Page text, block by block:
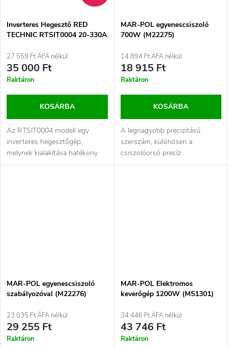
Inverteres Hegesztő RED
TECHNIC RTSIT0004 20-330A
27 559 Ft ÁFA nélkül
35 000 Ft
Raktáron
KOSÁRBA
Az RTSIT0004 modell egy
inverteres hegesztőgép,
melynek kialakítása hatékony
IGBT tranzisztorokon alapul.
MAR-POL egyenescsiszoló
700W (M22275)
14 894 Ft ÁFA nélkül
18 915 Ft
Raktáron
KOSÁRBA
A legnagyobb precizitású
szerszám, különösen a
csiszolóorsó precíz
pozicionálása a precíz
MAR-POL egyenescsiszoló
szabályozóval (M22276)
23 035 Ft ÁFA nélkül
29 255 Ft
Raktáron
MAR-POL Elektromos
keverőgép 1200W (M51301)
34 446 Ft ÁFA nélkül
43 746 Ft
Raktáron